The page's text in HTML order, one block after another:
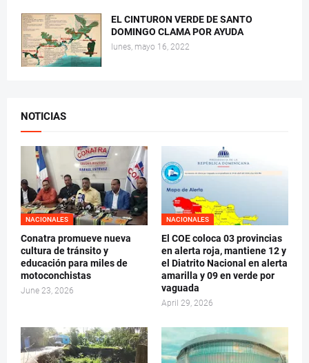
EL CINTURON VERDE DE SANTO
DOMINGO CLAMA POR AYUDA
lunes, mayo 16, 2022
NOTICIAS
NACIONALES
Conatra promueve nueva
cultura de tránsito y
educación para miles de
motoconchistas
June 23, 2026
NACIONALES
El COE coloca 03 provincias
en alerta roja, mantiene 12 y
el Diatrito Nacional en alerta
amarilla y 09 en verde por
vaguada
April 29, 2026